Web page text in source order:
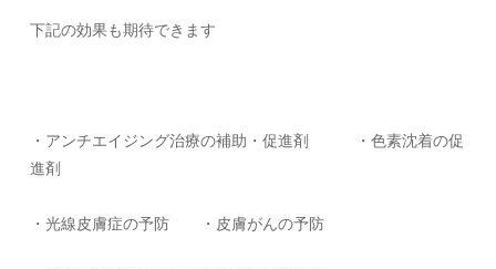
下記の効果も期待できます
・アンチエイジング治療の補助・促進剤 ・色素沈着の促
進剤
・光線皮膚症の予防 ・皮膚がんの予防